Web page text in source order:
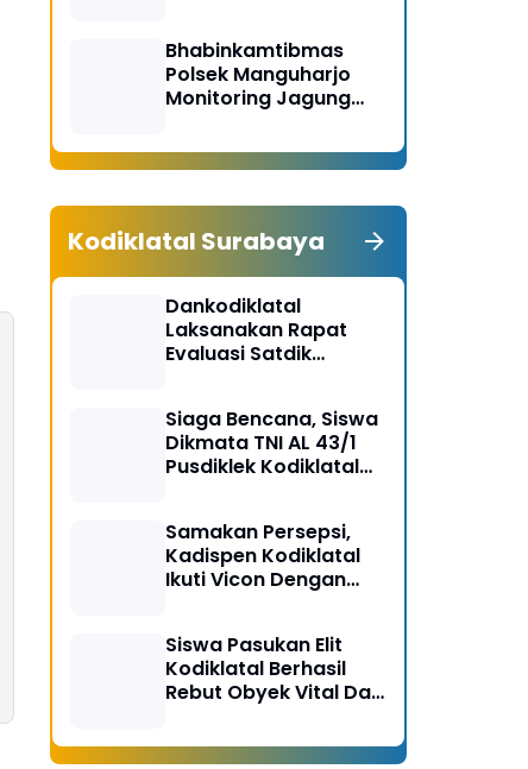
Bhabinkamtibmas
Polsek Manguharjo
Monitoring Jagung
Dukung Swasembada
Pangan 2026
Kodiklatal Surabaya
Dankodiklatal
Laksanakan Rapat
Evaluasi Satdik
Siaga Bencana, Siswa
Dikmata TNI AL 43/1
Pusdiklek Kodiklatal
Kobocoran
Samakan Persepsi,
Kadispen Kodiklatal
Ikuti Vicon Dengan
Siswa Pasukan Elit
Kodiklatal Berhasil
Rebut Obyek Vital Dari